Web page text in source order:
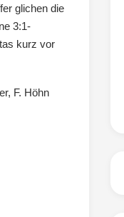
glichen die
3:1-
kurz vor
F. Höhn